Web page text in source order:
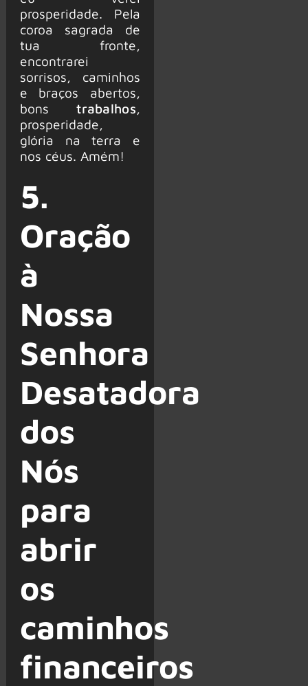
prosperidade. Pela
coroa sagrada de
tua fronte,
encontrarei
sorrisos, caminhos
e braços abertos,
bonstrabalhos,
prosperidade,
glória na terra e
nos céus. Amém!
5.
Oração
à
Nossa
Senhora
Desatadora
dos
Nós
para
abrir
os
caminhos
financeiros